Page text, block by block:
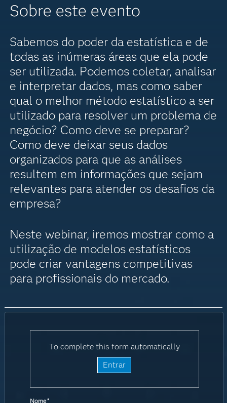
Sobre este evento
Sabemos do poder da estatística e de
todas as inúmeras áreas que ela pode
ser utilizada. Podemos coletar, analisar
e interpretar dados, mas como saber
qual o melhor método estatístico a ser
utilizado para resolver um problema de
negócio? Como deve se preparar?
Como deve deixar seus dados
organizados para que as análises
resultem em informações que sejam
relevantes para atender os desafios da
empresa?
Neste webinar, iremos mostrar como a
utilização de modelos estatísticos
pode criar vantagens competitivas
para profissionais do mercado.
To complete this form automatically
Entrar
Nome*